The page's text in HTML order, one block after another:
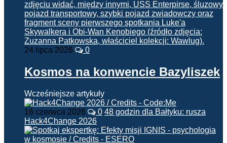
24 lipca 2026 0
Kosmos na konwencie Bazyliszek
Wcześniejsze artykuły
16 czerwca 2026 0 48 godzin dla Bałtyku: rusza
Hack4Change 2026